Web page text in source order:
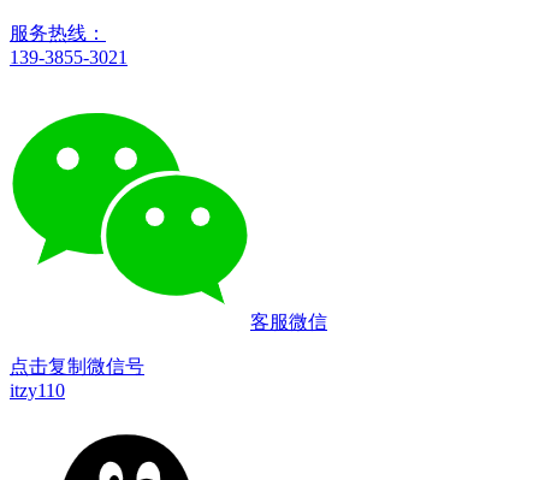
服务热线：
139-3855-3021
客服微信
点击复制微信号
itzy110